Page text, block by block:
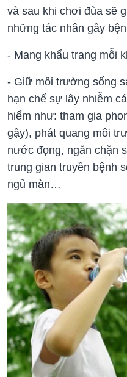
và sau khi chơi đùa sẽ
những tác nhân gây
- Mang khẩu trang mỗi
- Giữ môi trường sống
hạn chế sự lây nhiễm
hiểm như: tham gia
gậy), phát quang môi
nước đọng, ngăn chặn
trung gian truyền bệnh
ngủ màn…